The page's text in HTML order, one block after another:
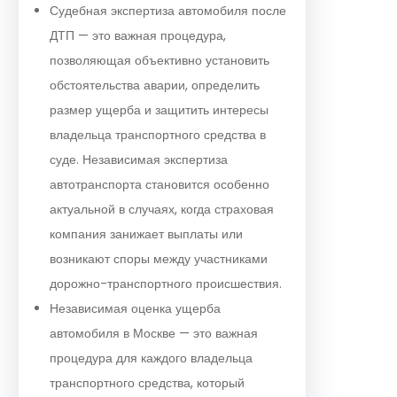
Судебная экспертиза автомобиля после
ДТП — это важная процедура,
позволяющая объективно установить
обстоятельства аварии, определить
размер ущерба и защитить интересы
владельца транспортного средства в
суде. Независимая экспертиза
автотранспорта становится особенно
актуальной в случаях, когда страховая
компания занижает выплаты или
возникают споры между участниками
дорожно-транспортного происшествия.
Независимая оценка ущерба
автомобиля в Москве — это важная
процедура для каждого владельца
транспортного средства, который